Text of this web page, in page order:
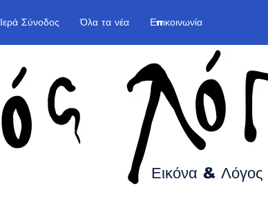
Ιερά Σύνοδος Όλα τα νέα Επικοινωνία
Εικόνα & Λόγος